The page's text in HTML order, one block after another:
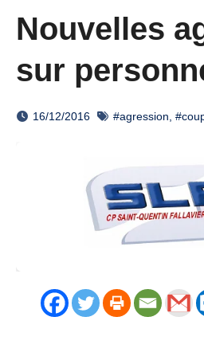
Nouvelles
sur
16/12/2016 #agression